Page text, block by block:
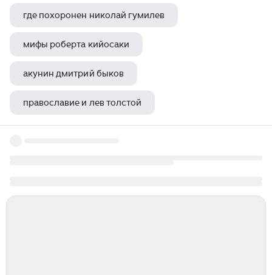
где похоронен николай гумилев
мифы роберта кийосаки
акунин дмитрий быков
православие и лев толстой